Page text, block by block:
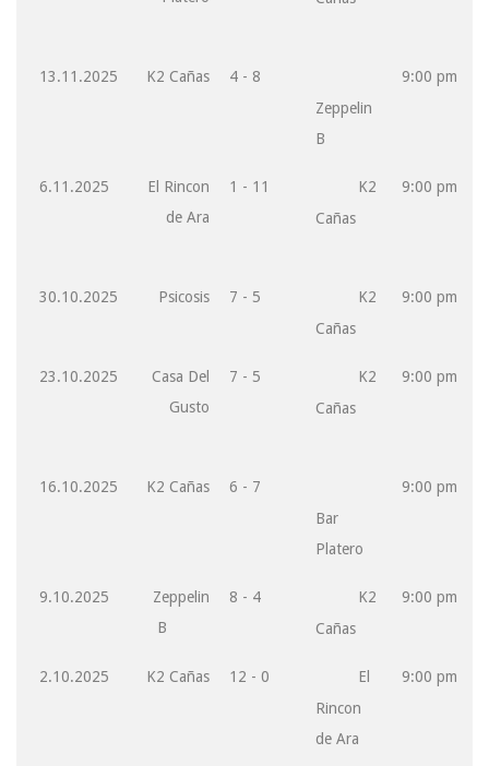
13.11.2025 K2 Cañas
4 - 8
Zeppelin
B
9:00 pm
6.11.2025
El Rincon
de Ara
1 - 11
K2
Cañas
9:00 pm
30.10.2025 Psicosis 7 - 5
K2
Cañas
9:00 pm
23.10.2025
Casa Del
Gusto
7 - 5
K2
Cañas
9:00 pm
16.10.2025 K2 Cañas
6 - 7
Bar
Platero
9:00 pm
9.10.2025
Zeppelin
B
8 - 4
K2
Cañas
9:00 pm
2.10.2025 K2 Cañas 12 - 0
El
Rincon
de Ara
9:00 pm